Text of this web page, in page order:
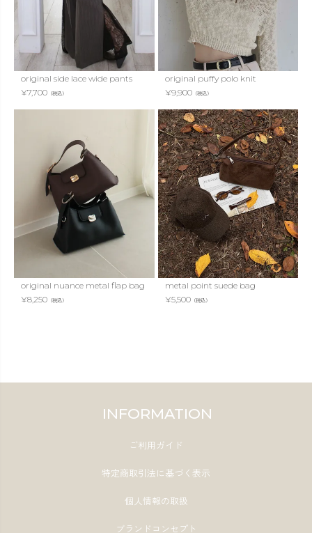
original side lace wide pants
¥7,700 （税込）
original puffy polo knit
¥9,900（税込）
original nuance metal flap bag
¥8,250 （税込）
metal point suede bag
¥5,500（税込）
INFORMATION
ご利用ガイド
特定商取引法に基づく表示
個人情報の取扱
ブランドコンセプト